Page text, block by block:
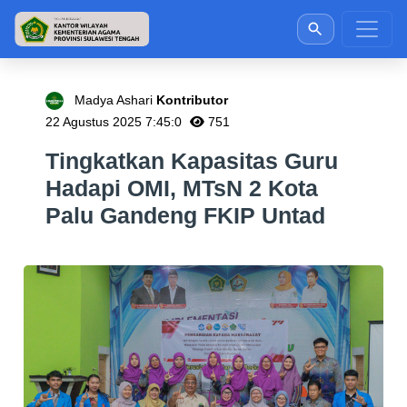
Madya Ashari Kontributor
22 Agustus 2025 7:45:0
751
Tingkatkan Kapasitas Guru
Hadapi OMI, MTsN 2 Kota
Palu Gandeng FKIP Untad